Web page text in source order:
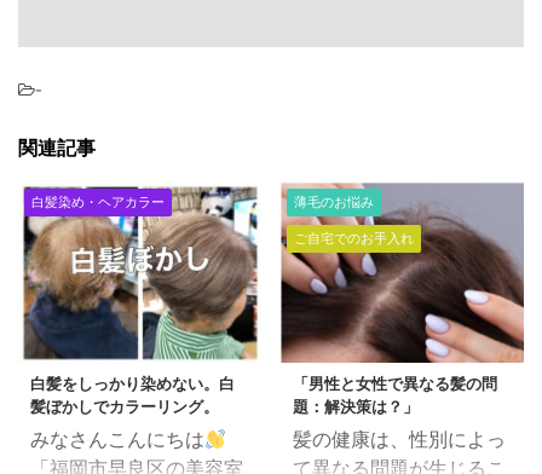
-
関連記事
白髪染め・ヘアカラー
白髪をしっかり染めない。白
髪ぼかしでカラーリング。
みなさんこんにちは
「福岡市早良区の美容室
薄毛のお悩み
ご自宅でのお手入れ
「男性と女性で異なる髪の問
題：解決策は？」
髪の健康は、性別によっ
て異なる問題が生じるこ